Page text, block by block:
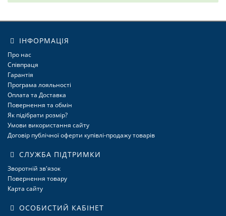
ІНФОРМАЦІЯ
Про нас
Співпраця
Гарантія
Програма лояльності
Оплата та Доставка
Повернення та обмін
Як підібрати розмір?
Умови використання сайту
Договір публічної оферти купівлі-продажу товарів
СЛУЖБА ПІДТРИМКИ
Зворотній зв'язок
Повернення товару
Карта сайту
ОСОБИСТИЙ КАБІНЕТ